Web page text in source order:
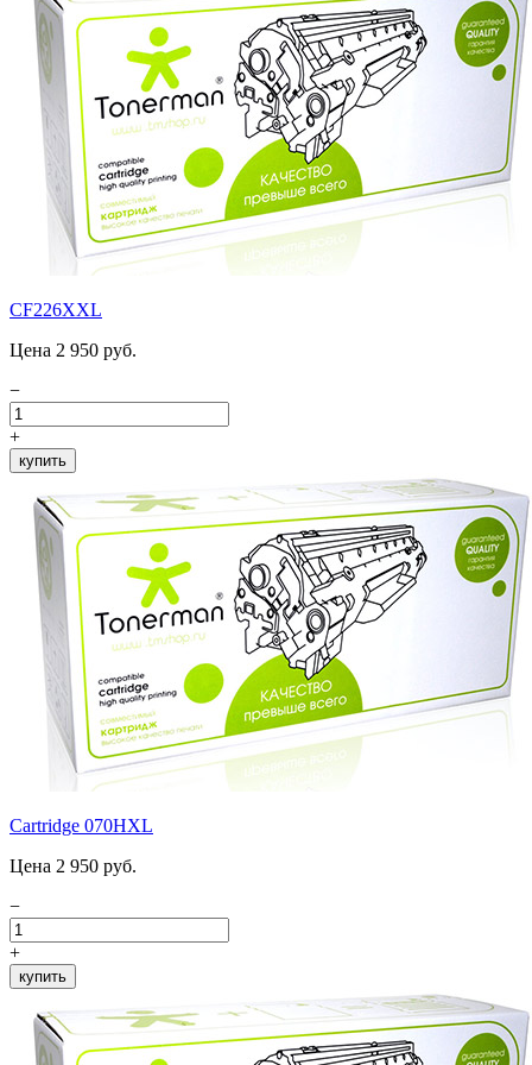
CF226XXL
Цена 2 950 руб.
−
+
купить
Cartridge 070HXL
Цена 2 950 руб.
−
+
купить